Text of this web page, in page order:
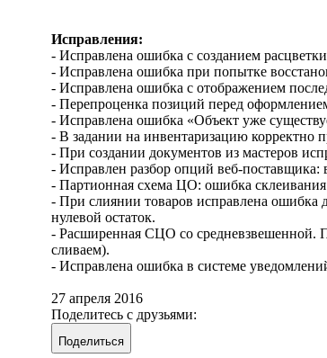
Исправления:
- Исправлена ошибка с созданием
- Исправлена ошибка при попытке
- Исправлена ошибка с отображением
- Перепроценка позиций перед
- Исправлена ошибка «Объект уже
- В задании на инвентаризацию корректно
- При создании документов из мастеров
- Исправлен разбор опций веб-
- Партионная схема ЦО: ошибка
- При слиянии товаров исправлена ошибка
нулевой остаток.
- Расширенная СЦО со средневзвешенной.
сливаем).
- Исправлена ошибка в системе
27 апреля 2016
Поделитесь с друзьями:
Поделиться